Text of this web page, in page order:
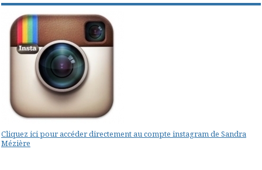
Cliquez ici pour accéder directement au compte instagram de Sandra
Mézière